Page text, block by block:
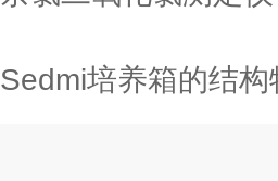
Sedmi培养箱的结